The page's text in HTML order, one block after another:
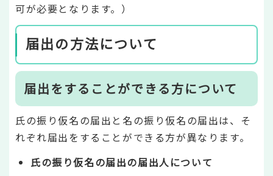
可が必要となります。）
届出の方法について
届出をすることができる方について
氏の振り仮名の届出と名の振り仮名の届出は、そ
れぞれ届出をすることができる方が異なります。
氏の振り仮名の届出の届出人について